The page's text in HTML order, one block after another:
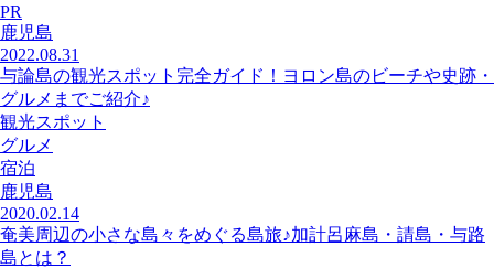
PR
鹿児島
2022.08.31
与論島の観光スポット完全ガイド！ヨロン島のビーチや史跡・
グルメまでご紹介♪
観光スポット
グルメ
宿泊
鹿児島
2020.02.14
奄美周辺の小さな島々をめぐる島旅♪加計呂麻島・請島・与路
島とは？